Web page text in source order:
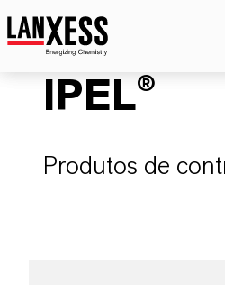
IPEL®
Produtos de